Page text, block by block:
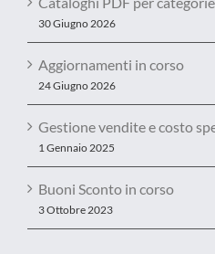
30 Giugno 2026
Aggiornamenti in corso
24 Giugno 2026
Gestione vendite e costo
1 Gennaio 2025
Buoni Sconto in corso
3 Ottobre 2023